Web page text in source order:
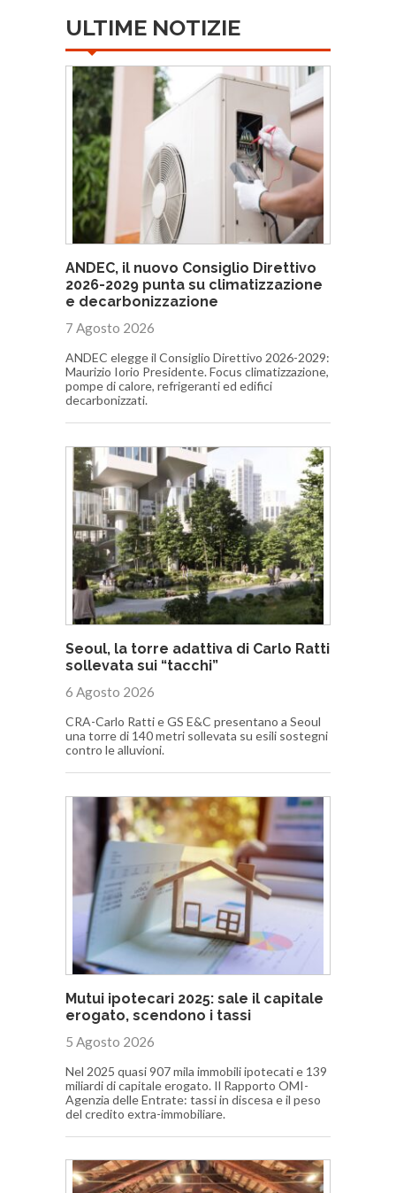
ULTIME NOTIZIE
ANDEC, il nuovo Consiglio Direttivo
2026-2029 punta su climatizzazione
e decarbonizzazione
7 Agosto 2026
ANDEC elegge il Consiglio Direttivo 2026-2029:
Maurizio Iorio Presidente. Focus climatizzazione,
pompe di calore, refrigeranti ed edifici
decarbonizzati.
Seoul, la torre adattiva di Carlo Ratti
sollevata sui “tacchi”
6 Agosto 2026
CRA-Carlo Ratti e GS E&C presentano a Seoul
una torre di 140 metri sollevata su esili sostegni
contro le alluvioni.
Mutui ipotecari 2025: sale il capitale
erogato, scendono i tassi
5 Agosto 2026
Nel 2025 quasi 907 mila immobili ipotecati e 139
miliardi di capitale erogato. Il Rapporto OMI-
Agenzia delle Entrate: tassi in discesa e il peso
del credito extra-immobiliare.